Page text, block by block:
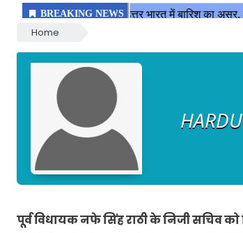
Home
पूर्व विधायक नफे सिंह राठी के निजी सचिव